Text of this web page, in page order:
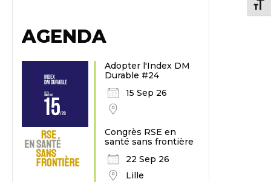
AGENDA
Adopter l'Index DM
Durable #24
15 Sep 26
Congrès RSE en
santé sans frontière
22 Sep 26
Lille